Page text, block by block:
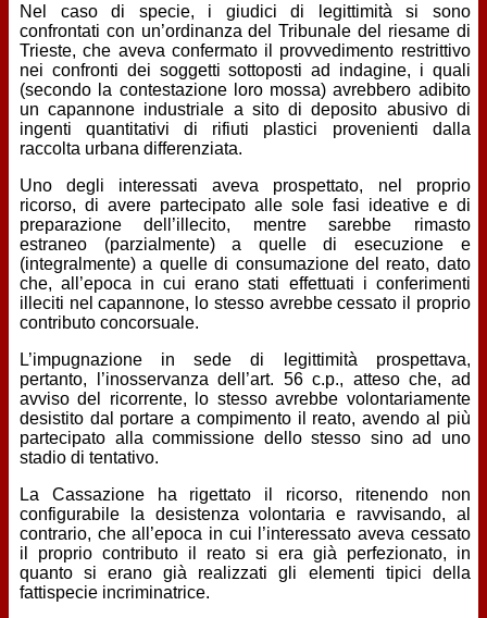
Nel caso di specie, i giudici di legittimità si sono
confrontati con un’ordinanza del Tribunale del riesame di
Trieste, che aveva confermato il provvedimento restrittivo
nei confronti dei soggetti sottoposti ad indagine, i quali
(secondo la contestazione loro mossa) avrebbero adibito
un capannone industriale a sito di deposito abusivo di
ingenti quantitativi di rifiuti plastici provenienti dalla
raccolta urbana differenziata.
Uno degli interessati aveva prospettato, nel proprio
ricorso, di avere partecipato alle sole fasi ideative e di
preparazione dell’illecito, mentre sarebbe rimasto
estraneo (parzialmente) a quelle di esecuzione e
(integralmente) a quelle di consumazione del reato, dato
che, all’epoca in cui erano stati effettuati i conferimenti
illeciti nel capannone, lo stesso avrebbe cessato il proprio
contributo concorsuale.
L’impugnazione in sede di legittimità prospettava,
pertanto, l’inosservanza dell’art. 56 c.p., atteso che, ad
avviso del ricorrente, lo stesso avrebbe volontariamente
desistito dal portare a compimento il reato, avendo al più
partecipato alla commissione dello stesso sino ad uno
stadio di tentativo.
La Cassazione ha rigettato il ricorso, ritenendo non
configurabile la desistenza volontaria e ravvisando, al
contrario, che all’epoca in cui l’interessato aveva cessato
il proprio contributo il reato si era già perfezionato, in
quanto si erano già realizzati gli elementi tipici della
fattispecie incriminatrice.